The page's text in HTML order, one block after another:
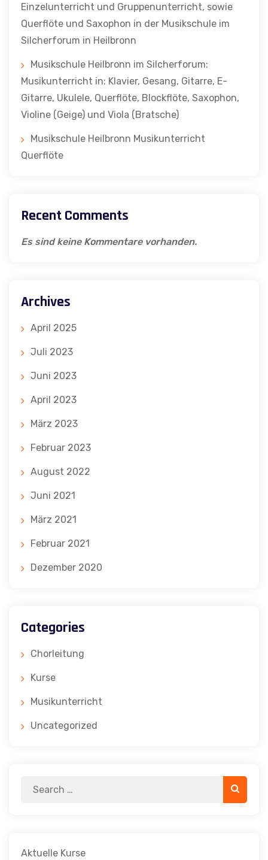
Einzelunterricht und Gruppenunterricht, sowie
Querflöte und Saxophon in der Musikschule im
Silcherforum in Heilbronn
Musikschule Heilbronn im Silcherforum:
Musikunterricht in: Klavier, Gesang, Gitarre, E-
Gitarre, Ukulele, Querflöte, Blockflöte, Saxophon,
Violine (Geige) und Viola (Bratsche)
Musikschule Heilbronn Musikunterricht
Querflöte
Recent Comments
Es sind keine Kommentare vorhanden.
Archives
April 2025
Juli 2023
Juni 2023
April 2023
März 2023
Februar 2023
August 2022
Juni 2021
März 2021
Februar 2021
Dezember 2020
Categories
Chorleitung
Kurse
Musikunterricht
Uncategorized
Search
Search
Aktuelle Kurse